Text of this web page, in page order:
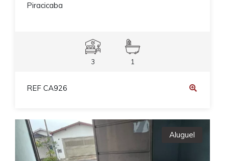
Piracicaba
3 1
REF CA926
Aluguel